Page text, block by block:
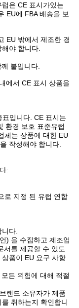
은 CE 표시가있는
EU에 FBA 배송을 보
EU 밖에서 제조한 경
야 합니다.
붙입니다.
에서 CE 표시 상품을
입니다. CE 표시는
환경 보호 표준유럽
체는 상품에 대한 EU
작성해야 합니다.
:
로 지정 된 유럽 연합
다.
) 을 수집하고 제조업
서를 제공할 수 있도
품이 EU 요구 사항
든 위험에 대해 적절
랜드 소유자가 제품
취하는지 확인합니